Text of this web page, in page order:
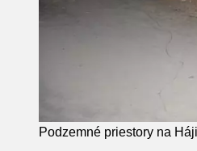
Podzemné priestory na